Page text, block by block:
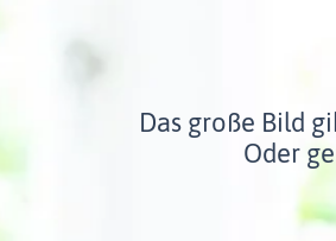
Das große Bild
Oder